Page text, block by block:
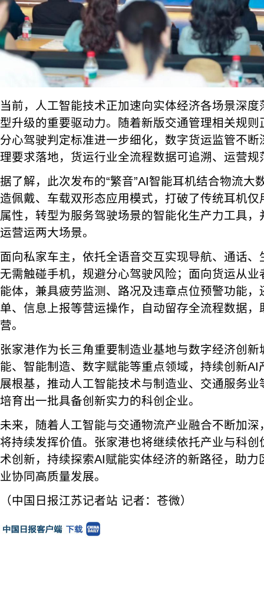
当前，人工智能技术正加速向实体经济各场景深
型升级的重要驱动力。随着新版交通管理相关规
分心驾驶判定标准进一步细化，数字货运监管不断
理要求落地，货运行业全流程数据可追溯、运营规
据了解，此次发布的“繁音”AI智能耳机结合物流大
造佩戴、车载双形态应用模式，打破了传统耳机
属性，转型为服务驾驶场景的智能化生产力工具
运营运两大场景。
面向私家车主，依托全语音交互实现导航、通话
无需触碰手机，规避分心驾驶风险；面向货运从业
能体，兼具疲劳监测、路况及违章点位预警功能
单、信息上报等营运操作，自动留存全流程数据
营。
张家港作为长三角重要制造业基地与数字经济创
能、智能制造、数字赋能等重点领域，持续创新AI
展根基，推动人工智能技术与制造业、交通服务
培育出一批具备创新实力的科创企业。
未来，随着人工智能与交通物流产业融合不断加
将持续发挥价值。张家港也将继续依托产业与科
术创新，持续探索AI赋能实体经济的新路径，助力
业协同高质量发展。
（中国日报江苏记者站 记者：苍微）